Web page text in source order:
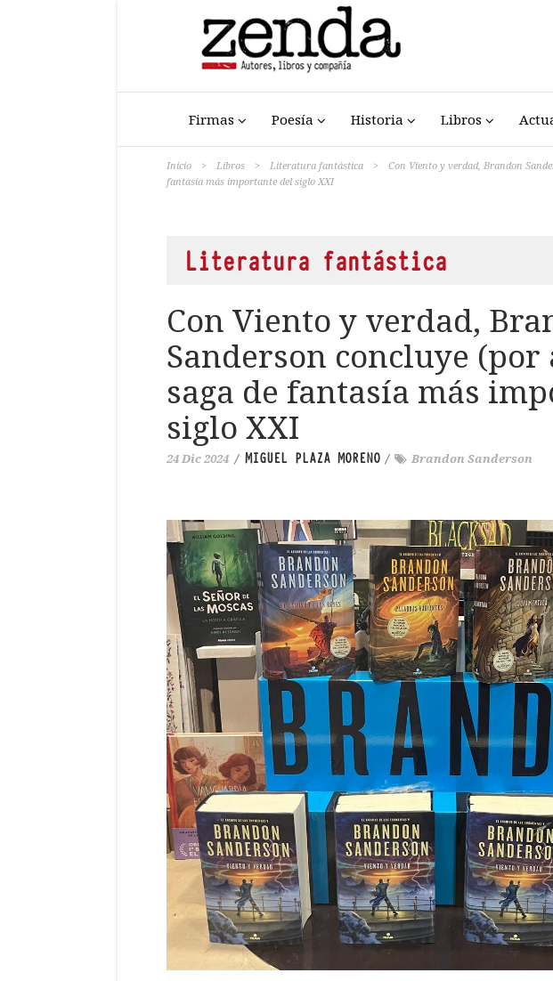
Firmas Poesía Historia Libros
Inicio > Libros > Literatura fantástica >
Con Viento y verdad, Brandon
fantasía más importante del siglo XXI
Literatura fantástica
Con Viento y verdad,
Sanderson concluye (por
saga de fantasía más
siglo XXI
24 Dic 2024 / MIGUEL PLAZA MORENO / Brandon Sanderson